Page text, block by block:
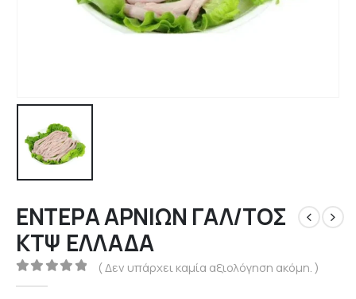
ΕΝΤΕΡΑ ΑΡΝΙΩΝ ΓΑΛ/ΤΟΣ
ΚΤΨ ΕΛΛΑΔΑ
0out of 5
( Δεν υπάρχει καμία αξιολόγηση ακόμη. )